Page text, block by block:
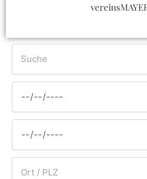
Suche
Von
Bis
Ort
oder
PLZ
Kategorie